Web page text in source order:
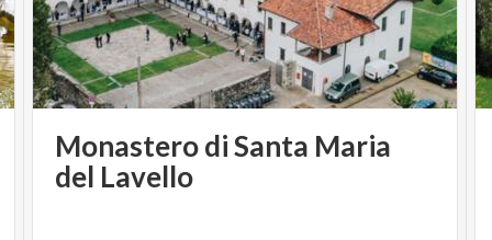
Monastero di Santa Maria
del Lavello